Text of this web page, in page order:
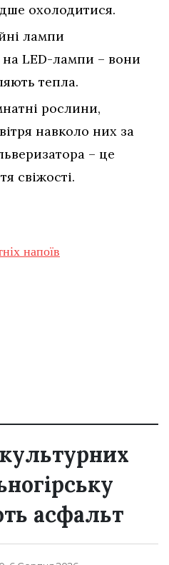
охолодитися.
лампи
LED-лампи – вони
тепла.
рослини,
навколо них за
– це
свіжості.
напоїв
асфальт